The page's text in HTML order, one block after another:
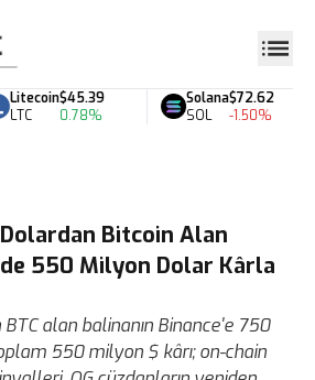
$45.39
0.78%
Solana
SOL
$72.62
-1.50%
Dolardan Bitcoin Alan
550 Milyon Dolar Kârla
BTC alan balinanın Binance'e 750
550 milyon $ kârı; on-chain